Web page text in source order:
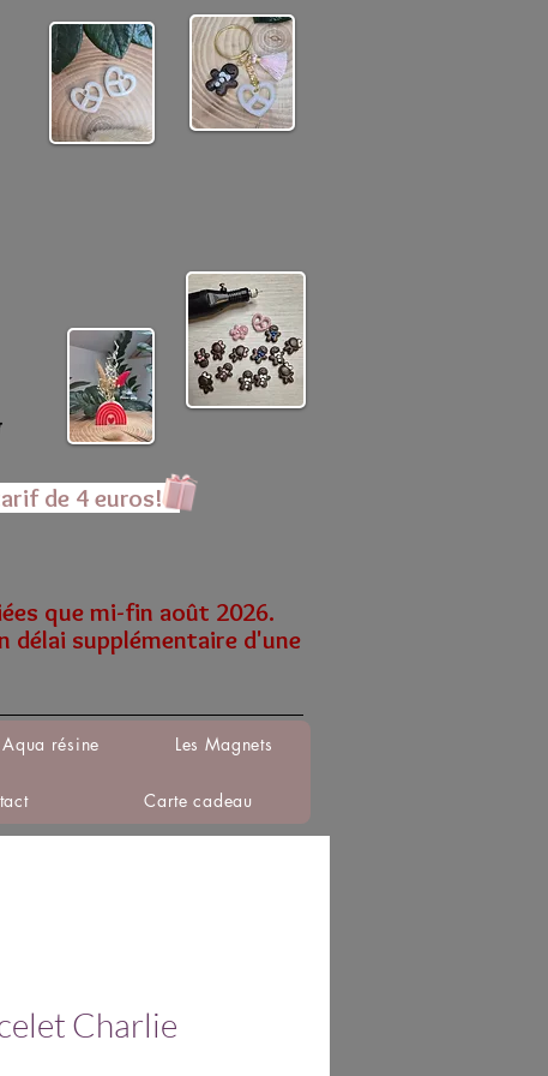
de 4 euros!!!
que mi-fin août 2026.
délai supplémentaire d'une
Aqua résine Les Magnets
Carte cadeau
Charlie